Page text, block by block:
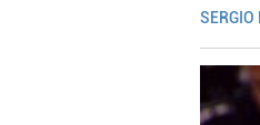
SERGIO